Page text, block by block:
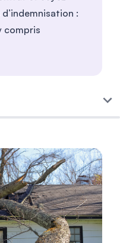
:
compris